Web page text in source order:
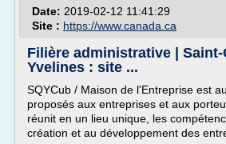
Date: 2019-02-12 11:41:29
Site : https://www.canada.ca
Filière administrative |
Yvelines : site ...
SQYCub / Maison de l'Entreprise est
proposés aux entreprises et aux
réunit en un lieu unique, les
création et au développement des